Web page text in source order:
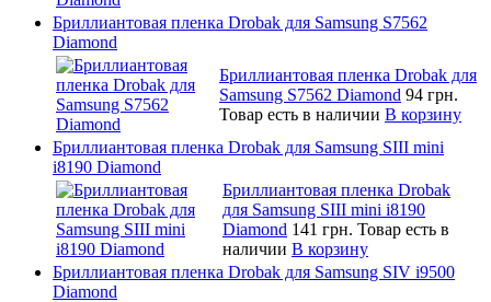
Бриллиантовая пленка Drobak для Samsung S7562
Diamond
Бриллиантовая пленка Drobak для
Samsung S7562 Diamond 94 грн.
Товар есть в наличии В корзину
Бриллиантовая пленка Drobak для Samsung SIII mini
i8190 Diamond
Бриллиантовая пленка Drobak
для Samsung SIII mini i8190
Diamond 141 грн. Товар есть в
наличии В корзину
Бриллиантовая пленка Drobak для Samsung SIV i9500
Diamond